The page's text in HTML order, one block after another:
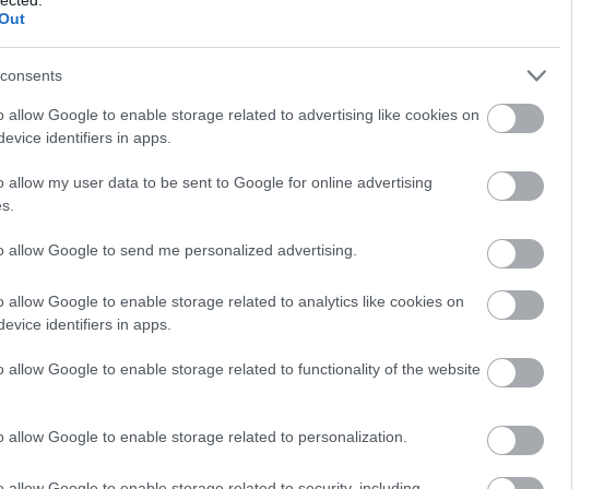
allow Google to enable storage related to advertising like cookies on
identifiers in apps.
allow my user data to be sent to Google for online advertising
allow Google to send me personalized advertising.
allow Google to enable storage related to analytics like cookies on
identifiers in apps.
allow Google to enable storage related to functionality of the website
allow Google to enable storage related to personalization.
ennyi pénzt a lexikon újabb és újabb kiadásaiba?
Tetszik 0
könyvkritika utcanév palotabarát
bukkant fel az Erzsébet híd.
oda, mert szép
2014 március (92)
(88
2014 január (97
2013 december
2013 október
31
...
Feedek
RSS 2.0
bejegyzések,kommentek
bejegyzések,kommentek